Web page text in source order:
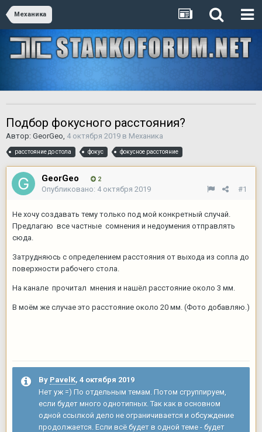
Механика
Подбор фокусного расстояния?
Автор: GeorGeo, 4 октября 2019 в Механика
расстояние до стола фокус фокусное расстояние
GeorGeo 2
#1
Опубликовано: 4 октября 2019
Не хочу создавать тему только под мой конкретный случай.
Предлагаю все частные сомнения и недоумения отправлять
сюда.
Затрудняюсь с определением расстояния от выхода из сопла до
поверхности рабочего стола.
На канале прочитал мнения и нашёл расстояние около 3 мм.
В моём же случае это расстояние около 20 мм. (Фото добавляю.)
By PavelK, 4 октября 2019
Нет уж =) По отдельным темам. Потом сгруппируем,
если будет много однотипных. Так как в основном
одной ссылкой дело не ограничивается и обсуждение
продолжается. Если всё будет в одной теме - будет